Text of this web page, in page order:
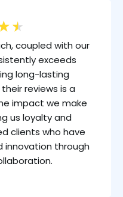
★
coupled with our
exceeds
long-lasting
reviews is a
impact we make
us loyalty and
clients who have
innovation through